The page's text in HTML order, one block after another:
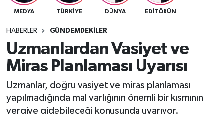
MEDYA TÜRKİYE DÜNYA EDİTÖRÜN
HABERLER GÜNDEMDEKİLER
Uzmanlardan Vasiyet ve
Miras Planlaması Uyarısı
Uzmanlar, doğru vasiyet ve miras planlaması
yapılmadığında mal varlığının önemli bir kısmının
vergiye gidebileceği konusunda uyarıyor.
Trafik Durumu
Süper Lig Puan Durumu ve Fikstür
Tüm Manşetler
Son Dakika Haberleri
Haber Arşivi